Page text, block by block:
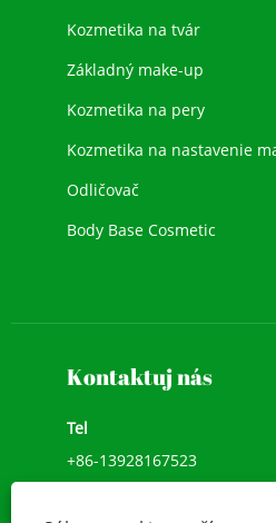
Kozmetika na tvár
Základný make-up
Kozmetika na pery
Kozmetika na nastavenie
Odličovač
Body Base Cosmetic
Kontaktuj nás
Tel
+86-13928167523